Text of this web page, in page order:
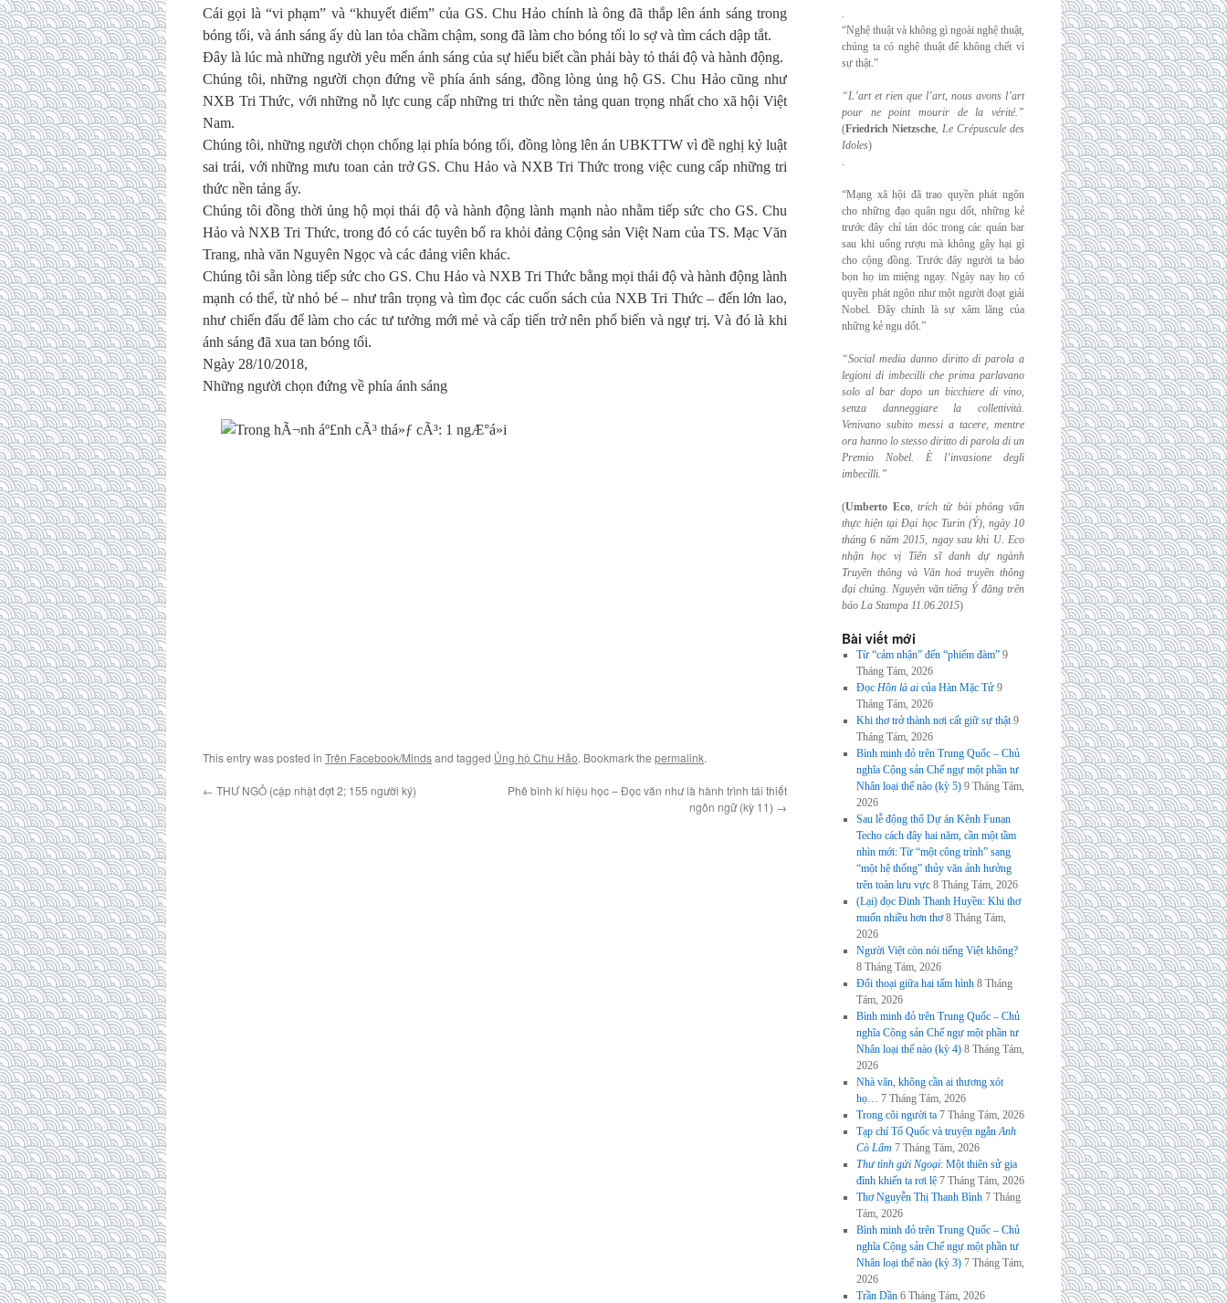
Cái gọi là “vi phạm” và “khuyết điểm” của GS. Chu Hảo chính là ông đã thắp lên ánh sáng trong
bóng tối, và ánh sáng ấy dù lan tỏa chầm chậm, song đã làm cho bóng tối lo sợ và tìm cách dập tắt.
Đây là lúc mà những người yêu mến ánh sáng của sự hiểu biết cần phải bày tỏ thái độ và hành động.
Chúng tôi, những người chọn đứng về phía ánh sáng, đồng lòng ủng hộ GS. Chu Hảo cũng như
NXB Tri Thức, với những nỗ lực cung cấp những tri thức nền tảng quan trọng nhất cho xã hội Việt
Nam.
Chúng tôi, những người chọn chống lại phía bóng tối, đồng lòng lên án UBKTTW vì đề nghị kỷ luật
sai trái, với những mưu toan cản trở GS. Chu Hảo và NXB Tri Thức trong việc cung cấp những tri
thức nền tảng ấy.
Chúng tôi đồng thời ủng hộ mọi thái độ và hành động lành mạnh nào nhằm tiếp sức cho GS. Chu
Hảo và NXB Tri Thức, trong đó có các tuyên bố ra khỏi đảng Cộng sản Việt Nam của TS. Mạc Văn
Trang, nhà văn Nguyên Ngọc và các đảng viên khác.
Chúng tôi sẵn lòng tiếp sức cho GS. Chu Hảo và NXB Tri Thức bằng mọi thái độ và hành động lành
mạnh có thể, từ nhỏ bé – như trân trọng và tìm đọc các cuốn sách của NXB Tri Thức – đến lớn lao,
như chiến đấu để làm cho các tư tưởng mới mẻ và cấp tiến trở nên phổ biến và ngự trị. Và đó là khi
ánh sáng đã xua tan bóng tối.
Ngày 28/10/2018,
Những người chọn đứng về phía ánh sáng
This entry was posted in Trên Facebook/Mindsand tagged Ủng hộ Chu Hảo. Bookmark the permalink.
← THƯ NGỎ (cập nhật đợt 2; 155 người ký)
Phê bình kí hiệu học – Đọc văn như là hành trình tái thiết
ngôn ngữ (kỳ 11) →
.
“Nghệ thuật và không gì ngoài nghệ thuật,
chúng ta có nghệ thuật để không chết vì
sự thật.”
“L’art et rien que l’art, nous avons l’art
pour ne point mourir de la vérité.”
(Friedrich Nietzsche, Le Crépuscule des
Idoles)
.
“Mạng xã hội đã trao quyền phát ngôn
cho những đạo quân ngu dốt, những kẻ
trước đây chỉ tán dóc trong các quán bar
sau khi uống rượu mà không gây hại gì
cho cộng đồng. Trước đây người ta bảo
bọn họ im miệng ngay. Ngày nay họ có
quyền phát ngôn như một người đoạt giải
Nobel. Đây chính là sự xâm lăng của
những kẻ ngu dốt.”
“Social media danno diritto di parola a
legioni di imbecilli che prima parlavano
solo albar dopo un bicchiere di vino,
senza danneggiare la collettività.
Venivano subito messi a tacere, mentre
ora hanno lo stesso diritto di parola di un
Premio Nobel. È l’invasione degli
imbecilli.”
(Umberto Eco,trích từ bài phỏng vấn
thực hiện tại Đại học Turin (Ý), ngày 10
tháng 6 năm 2015, ngay sau khi U. Eco
nhận học vị Tiến sĩ danh dự ngành
Truyền thông và Văn hoá truyền thông
đại chúng. Nguyên văn tiếng Ý đăng trên
báo La Stampa 11.06.2015)
Bài viết mới
Từ “cảm nhận” đến “phiếm đàm” 9
Tháng Tám, 2026
Đọc Hồn là aicủa Hàn Mặc Tử 9
Tháng Tám, 2026
Khi thơ trở thành nơi cất giữ sự thật 9
Tháng Tám, 2026
Bình minh đỏ trên Trung Quốc – Chủ
nghĩa Cộng sản Chế ngự một phần tư
Nhân loại thế nào (kỳ 5) 9 Tháng Tám,
2026
Sau lễ động thổ Dự án Kênh Funan
Techo cách đây hai năm, cần một tầm
nhìn mới: Từ “một công trình” sang
“một hệ thống” thủy văn ảnh hưởng
trên toàn lưu vực 8 Tháng Tám, 2026
(Lại) đọc Đinh Thanh Huyền: Khi thơ
muốn nhiều hơn thơ 8 Tháng Tám,
2026
Người Việt còn nói tiếng Việt không?
8 Tháng Tám, 2026
Đối thoại giữa hai tấm hình 8 Tháng
Tám, 2026
Bình minh đỏ trên Trung Quốc – Chủ
nghĩa Cộng sản Chế ngự một phần tư
Nhân loại thế nào (kỳ 4) 8 Tháng Tám,
2026
Nhà văn, không cần ai thương xót
họ… 7 Tháng Tám, 2026
Trong cõi người ta 7 Tháng Tám, 2026
Tạp chí Tổ Quốc và truyện ngắnAnh
Cò Lấm 7 Tháng Tám, 2026
Thư tình gửi Ngoại: Một thiên sử gia
đình khiến ta rơi lệ 7 Tháng Tám, 2026
Thơ Nguyễn Thị Thanh Bình 7 Tháng
Tám, 2026
Bình minh đỏ trên Trung Quốc – Chủ
nghĩa Cộng sản Chế ngự một phần tư
Nhân loại thế nào (kỳ 3) 7 Tháng Tám,
2026
Trần Dần 6 Tháng Tám, 2026